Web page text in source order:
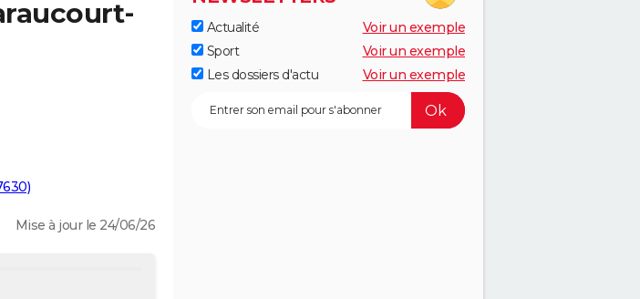
Mise à jour le 24/06/26
Actualité
Voir un exemple
Sport
Voir un exemple
Les dossiers d'actu
Voir un exemple